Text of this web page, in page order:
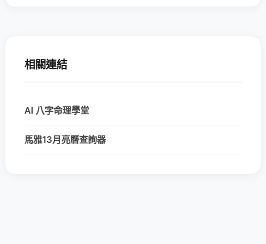
相關連結
AI 八字命理學堂
馬雅13月亮曆查詢器